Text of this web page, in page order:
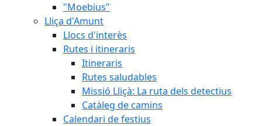
"Moebius"
Lliça d'Amunt
Llocs d'interès
Rutes i itineraris
Itineraris
Rutes saludables
Missió Lliçà: La ruta dels detectius
Catàleg de camins
Calendari de festius